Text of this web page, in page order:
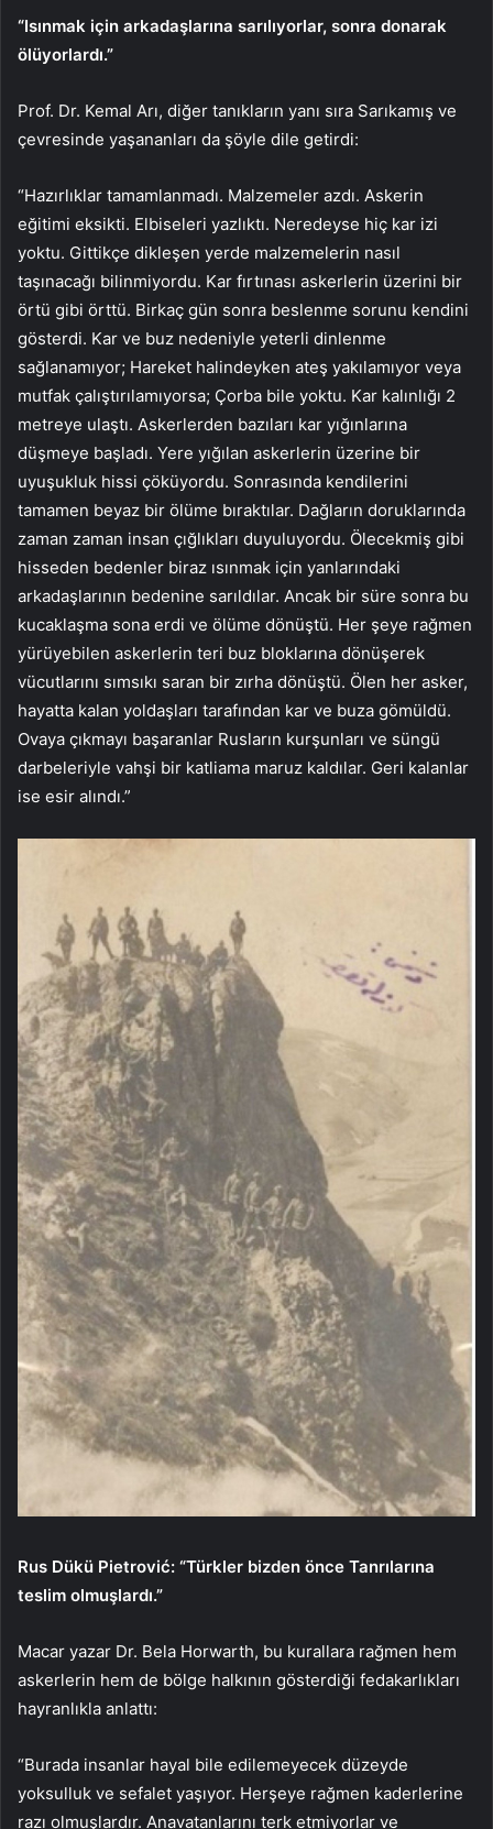
“Isınmak için arkadaşlarına sarılıyorlar, sonra donarak
ölüyorlardı.”
Prof. Dr. Kemal Arı, diğer tanıkların yanı sıra Sarıkamış ve
çevresinde yaşananları da şöyle dile getirdi:
“Hazırlıklar tamamlanmadı. Malzemeler azdı. Askerin
eğitimi eksikti. Elbiseleri yazlıktı. Neredeyse hiç kar izi
yoktu. Gittikçe dikleşen yerde malzemelerin nasıl
taşınacağı bilinmiyordu. Kar fırtınası askerlerin üzerini bir
örtü gibi örttü. Birkaç gün sonra beslenme sorunu kendini
gösterdi. Kar ve buz nedeniyle yeterli dinlenme
sağlanamıyor; Hareket halindeyken ateş yakılamıyor veya
mutfak çalıştırılamıyorsa; Çorba bile yoktu. Kar kalınlığı 2
metreye ulaştı. Askerlerden bazıları kar yığınlarına
düşmeye başladı. Yere yığılan askerlerin üzerine bir
uyuşukluk hissi çöküyordu. Sonrasında kendilerini
tamamen beyaz bir ölüme bıraktılar. Dağların doruklarında
zaman zaman insan çığlıkları duyuluyordu. Ölecekmiş gibi
hisseden bedenler biraz ısınmak için yanlarındaki
arkadaşlarının bedenine sarıldılar. Ancak bir süre sonra bu
kucaklaşma sona erdi ve ölüme dönüştü. Her şeye rağmen
yürüyebilen askerlerin teri buz bloklarına dönüşerek
vücutlarını sımsıkı saran bir zırha dönüştü. Ölen her asker,
hayatta kalan yoldaşları tarafından kar ve buza gömüldü.
Ovaya çıkmayı başaranlar Rusların kurşunları ve süngü
darbeleriyle vahşi bir katliama maruz kaldılar. Geri kalanlar
ise esir alındı.”
Rus Dükü Pietrović: “Türkler bizden önce Tanrılarına
teslim olmuşlardı.”
Macar yazar Dr. Bela Horwarth, bu kurallara rağmen hem
askerlerin hem de bölge halkının gösterdiği fedakarlıkları
hayranlıkla anlattı:
“Burada insanlar hayal bile edilemeyecek düzeyde
yoksulluk ve sefalet yaşıyor. Herşeye rağmen kaderlerine
razı olmuşlardır. Anavatanlarını terk etmiyorlar ve